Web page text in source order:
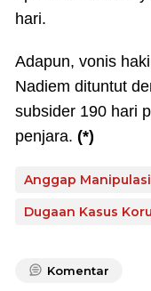
hari.
Adapun, vonis
Nadiem dituntut
subsider 190 hari
penjara. (*)
Anggap
Dugaan Kasus
Komentar